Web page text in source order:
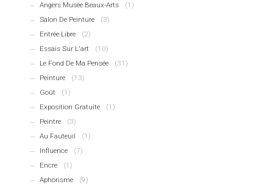
Angers Musée Beaux-Arts
(1)
Salon De Peinture
(3)
Entrée Libre
(2)
Essais Sur L'art
(10)
Le Fond De Ma Pensée
(31)
Peinture
(13)
Goût
(1)
Exposition Gratuite
(1)
Peintre
(3)
Au Fauteuil
(1)
Influence
(7)
Encre
(1)
Aphorisme
(9)